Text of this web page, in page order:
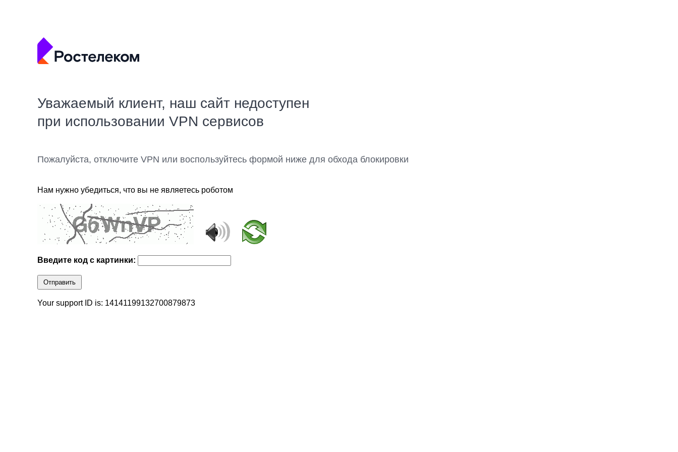
Уважаемый клиент, наш сайт недоступен
при использовании VPN сервисов
Пожалуйста, отключите VPN или воспользуйтесь формой ниже для обхода блокировки
Нам нужно убедиться, что вы не являетесь роботом
Введите код с картинки:
Отправить
Your support ID is: 14141199132700879873